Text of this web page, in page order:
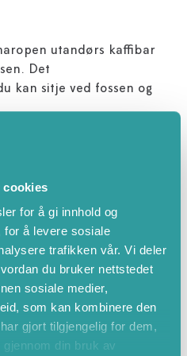
cookies
for å gi innhold og
for å levere sosiale
trafikken vår. Vi deler
du bruker nettstedet
sosiale medier,
som kan kombinere den
gjort tilgjengelig for dem,
din bruk av
utandørs kaffibar
Det
kan sitje ved fossen og
og sjølvsagt dei populære
Mykje å sjå og
Juni, Juli og August (t.o.m